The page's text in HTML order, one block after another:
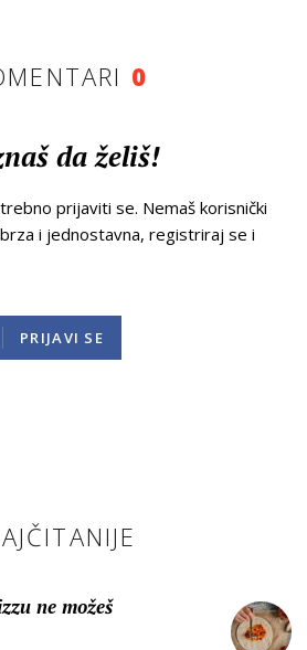
0
da želiš!
prijaviti se. Nemaš korisnički
i jednostavna, registriraj se i
PRIJAVI SE
ne možeš